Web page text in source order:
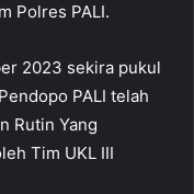
Polres PALI.
2023 sekira pukul
PALI telah
Rutin Yang
Tim UKL III